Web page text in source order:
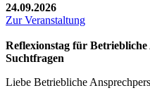
24.09.2026
Zur Veranstaltung
Reflexionstag für
Suchtfragen
Liebe Betriebliche